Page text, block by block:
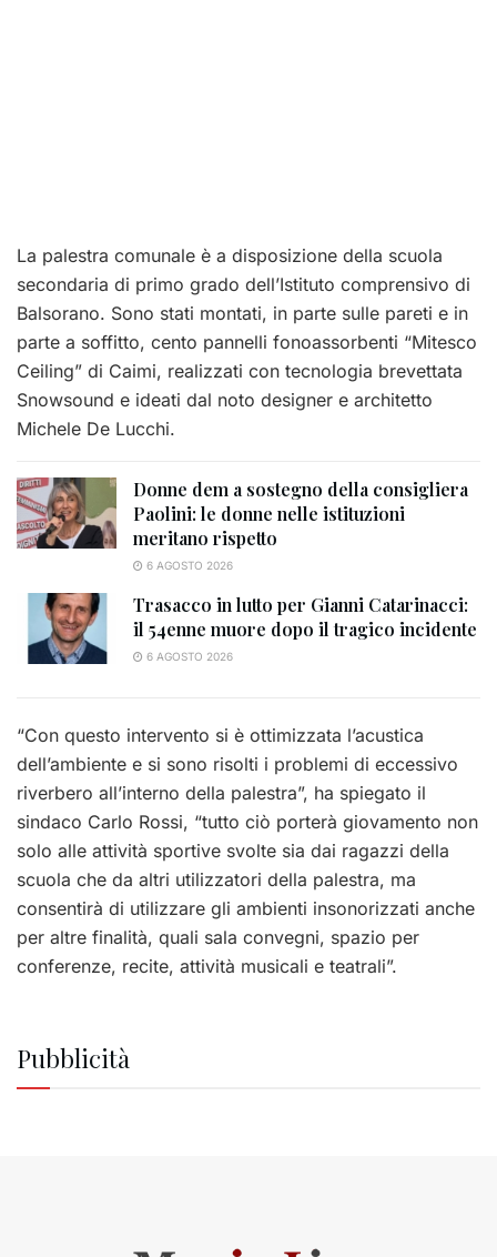
La palestra comunale è a disposizione della scuola
secondaria di primo grado dell’Istituto comprensivo di
Balsorano. Sono stati montati, in parte sulle pareti e in
parte a soffitto, cento pannelli fonoassorbenti “Mitesco
Ceiling” di Caimi, realizzati con tecnologia brevettata
Snowsound e ideati dal noto designer e architetto
Michele De Lucchi.
Donne dem a sostegno della consigliera
Paolini: le donne nelle istituzioni
meritano rispetto
6 AGOSTO 2026
Trasacco in lutto per Gianni Catarinacci:
il 54enne muore dopo il tragico incidente
6 AGOSTO 2026
“Con questo intervento si è ottimizzata l’acustica
dell’ambiente e si sono risolti i problemi di eccessivo
riverbero all’interno della palestra”, ha spiegato il
sindaco Carlo Rossi, “tutto ciò porterà giovamento non
solo alle attività sportive svolte sia dai ragazzi della
scuola che da altri utilizzatori della palestra, ma
consentirà di utilizzare gli ambienti insonorizzati anche
per altre finalità, quali sala convegni, spazio per
conferenze, recite, attività musicali e teatrali”.
Pubblicità